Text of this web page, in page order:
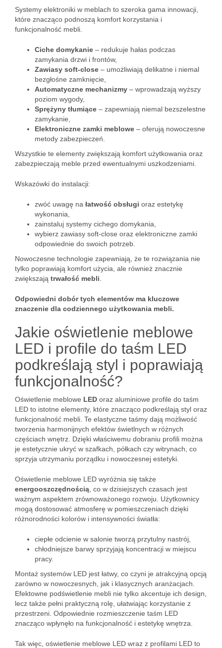
Systemy elektroniki w meblach to szeroka gama innowacji,
które znacząco podnoszą komfort korzystania i
funkcjonalność mebli.
Ciche domykanie – redukuje hałas podczas
zamykania drzwi i frontów,
Zawiasy soft-close – umożliwiają delikatne i niemal
bezgłośne zamknięcie,
Automatyczne mechanizmy – wprowadzają wyższy
poziom wygody,
Sprężyny tłumiące – zapewniają niemal bezszelestne
zamykanie,
Elektroniczne zamki meblowe – oferują nowoczesne
metody zabezpieczeń.
Wszystkie te elementy zwiększają komfort użytkowania oraz
zabezpieczają meble przed ewentualnymi uszkodzeniami.
Wskazówki do instalacji:
zwóć uwagę na łatwość obsługi oraz estetykę
wykonania,
zainstaluj systemy cichego domykania,
wybierz zawiasy soft-close oraz elektroniczne zamki
odpowiednie do swoich potrzeb.
Nowoczesne technologie zapewniają, że te rozwiązania nie
tylko poprawiają komfort użycia, ale również znacznie
zwiększają trwałość mebli
Odpowiedni dobór tych elementów ma kluczowe
znaczenie dla codziennego użytkowania mebli.
Jakie oświetlenie meblowe
LED i profile do taśm LED
podkreślają styl i poprawiają
funkcjonalność?
Oświetlenie meblowe LED oraz aluminiowe profile do taśm
LED to istotne elementy, które znacząco podkreślają styl oraz
funkcjonalność mebli. Te elastyczne taśmy dają możliwość
tworzenia harmonijnych efektów świetlnych w różnych
częściach wnętrz. Dzięki właściwemu dobraniu profili można
je estetycznie ukryć w szafkach, półkach czy witrynach, co
sprzyja utrzymaniu porządku i nowoczesnej estetyki.
Oświetlenie meblowe LED wyróżnia się także
energooszczędnością , co w dzisiejszych czasach jest
ważnym aspektem zrównoważonego rozwoju. Użytkownicy
mogą dostosować atmosferę w pomieszczeniach dzięki
różnorodności kolorów i intensywności światła:
ciepłe odcienie w salonie tworzą przytulny nastrój,
chłodniejsze barwy sprzyjają koncentracji w miejscu
pracy.
Montaż systemów LED jest łatwy, co czyni je atrakcyjną opcją
zarówno w nowoczesnych, jak i klasycznych aranżacjach.
Efektowne podświetlenie mebli nie tylko akcentuje ich design,
lecz także pełni praktyczną rolę, ułatwiając korzystanie z
przestrzeni. Odpowiednie rozmieszczenie taśm LED
znacząco wpłynęło na funkcjonalność i estetykę wnętrza.
Tak więc, oświetlenie meblowe LED wraz z profilami LED to